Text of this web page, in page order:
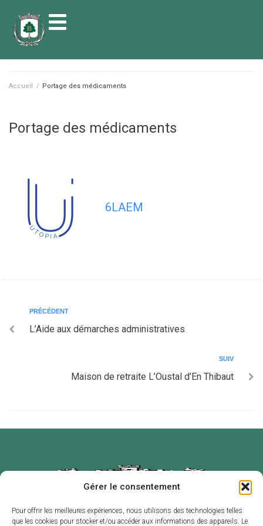
Gérer le consentement
Pour offrir les meilleures expériences, nous utilisons des technologies telles
que les cookies pour stocker et/ou accéder aux informations des appareils. Le
principal
Accueil / Portage des médicaments
Portage des médicaments
6LAEM
PRÉCÉDENT
L’Aide aux démarches administratives
SUIV
Maison de retraite L’Oustal d’En Thibaut